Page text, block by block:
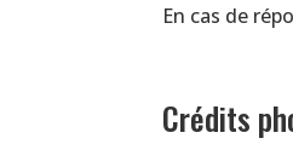
En cas de
Crédits